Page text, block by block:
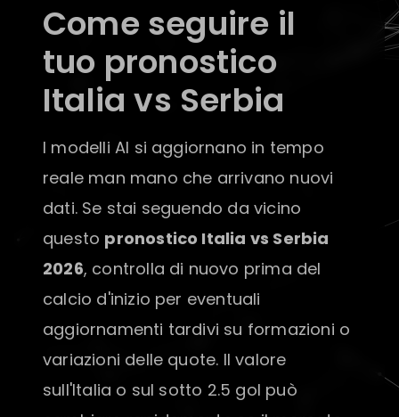
Come seguire il
tuo pronostico
Italia vs Serbia
I modelli AI si aggiornano in tempo
reale man mano che arrivano nuovi
dati. Se stai seguendo da vicino
questo pronostico Italia vs Serbia
2026, controlla di nuovo prima del
calcio d'inizio per eventuali
aggiornamenti tardivi su formazioni o
variazioni delle quote. Il valore
sull'Italia o sul sotto 2.5 gol può